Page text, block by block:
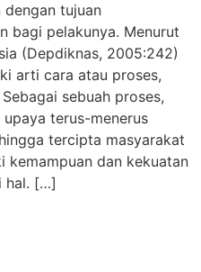
dengan tujuan
bagi pelakunya. Menurut
(Depdiknas, 2005:242)
arti cara atau proses,
sebuah proses,
terus-menerus
tercipta masyarakat
kemampuan dan kekuatan
hal. […]